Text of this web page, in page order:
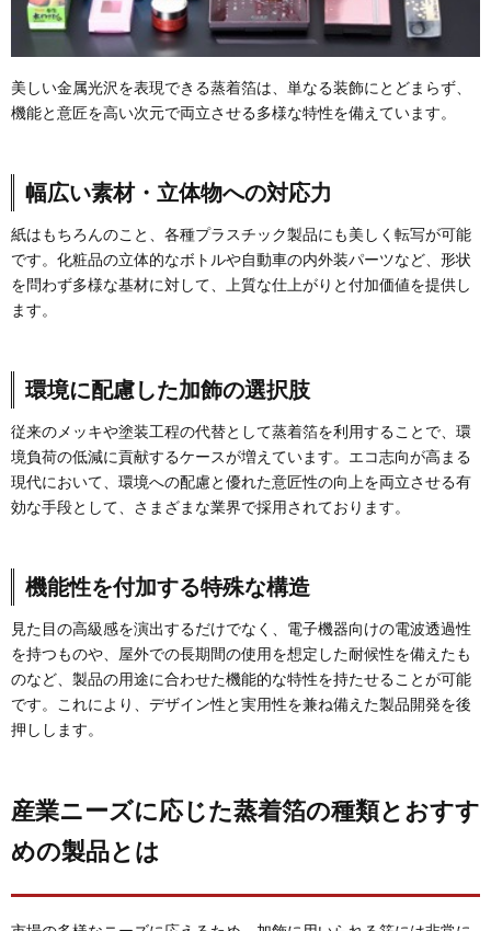
美しい金属光沢を表現できる蒸着箔は、単なる装飾にとどまらず、
機能と意匠を高い次元で両立させる多様な特性を備えています。
幅広い素材・立体物への対応力
紙はもちろんのこと、各種プラスチック製品にも美しく転写が可能
です。化粧品の立体的なボトルや自動車の内外装パーツなど、形状
を問わず多様な基材に対して、上質な仕上がりと付加価値を提供し
ます。
環境に配慮した加飾の選択肢
従来のメッキや塗装工程の代替として蒸着箔を利用することで、環
境負荷の低減に貢献するケースが増えています。エコ志向が高まる
現代において、環境への配慮と優れた意匠性の向上を両立させる有
効な手段として、さまざまな業界で採用されております。
機能性を付加する特殊な構造
見た目の高級感を演出するだけでなく、電子機器向けの電波透過性
を持つものや、屋外での長期間の使用を想定した耐候性を備えたも
のなど、製品の用途に合わせた機能的な特性を持たせることが可能
です。これにより、デザイン性と実用性を兼ね備えた製品開発を後
押しします。
産業ニーズに応じた蒸着箔の種類とおすす
めの製品とは